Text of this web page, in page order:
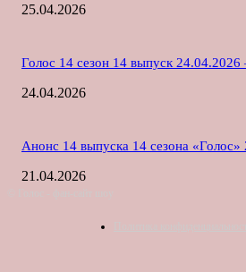
25.04.2026
Голос 14 сезон 14 выпуск
24.04.2026
Анонс 14 выпуска 14 сезона «Голос»
21.04.2026